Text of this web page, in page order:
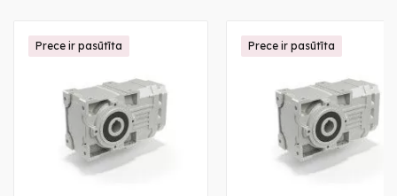
Prece ir pasūtīta Prece ir pasūtīta